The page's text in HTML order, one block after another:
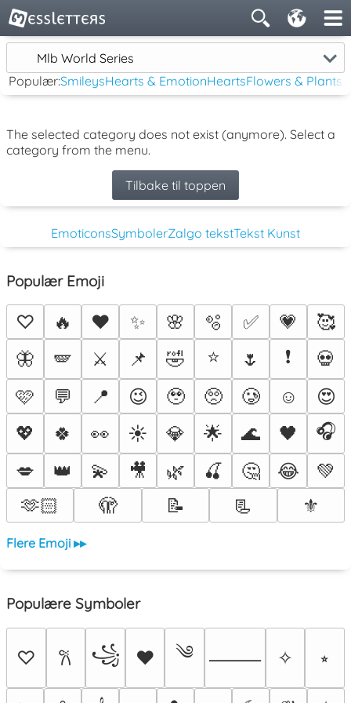
Mlb World Series
Populær:SmileysHearts & EmotionHeartsFlowers & Plants
The selected category does not exist (anymore). Select a
category from the menu.
Tilbake til toppen
EmoticonsSymbolerZalgo tekstTekst Kunst
Populær Emoji
♡ 🔥 ❤️ ✨ 🌸 🫧 ✅ 💗
🥰
🦋
🪽 ⚔️ 📌 🤣 ⭐ 🌷 ❗
💀
🩷
💬 📍 😉 🥹 🥺 🥲 ☺️
😍
💖
🍀 👀 ☀️ 💎 🌟 🌊 🖤
🎧
💋
👑 💫 🎥 🌿 🍒 🤔 😂
💚
🫶🏻
🫣 📝 📃 ⚜️
Flere Emoji ▸▸
Populære Symboler
♡ 𐙚 ꧁ ♥ ༄ ⸻ ✧ ⭒